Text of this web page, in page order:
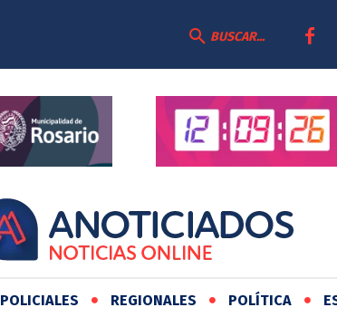
BUSCAR...
POLICIALES REGIONALES POLÍTICA